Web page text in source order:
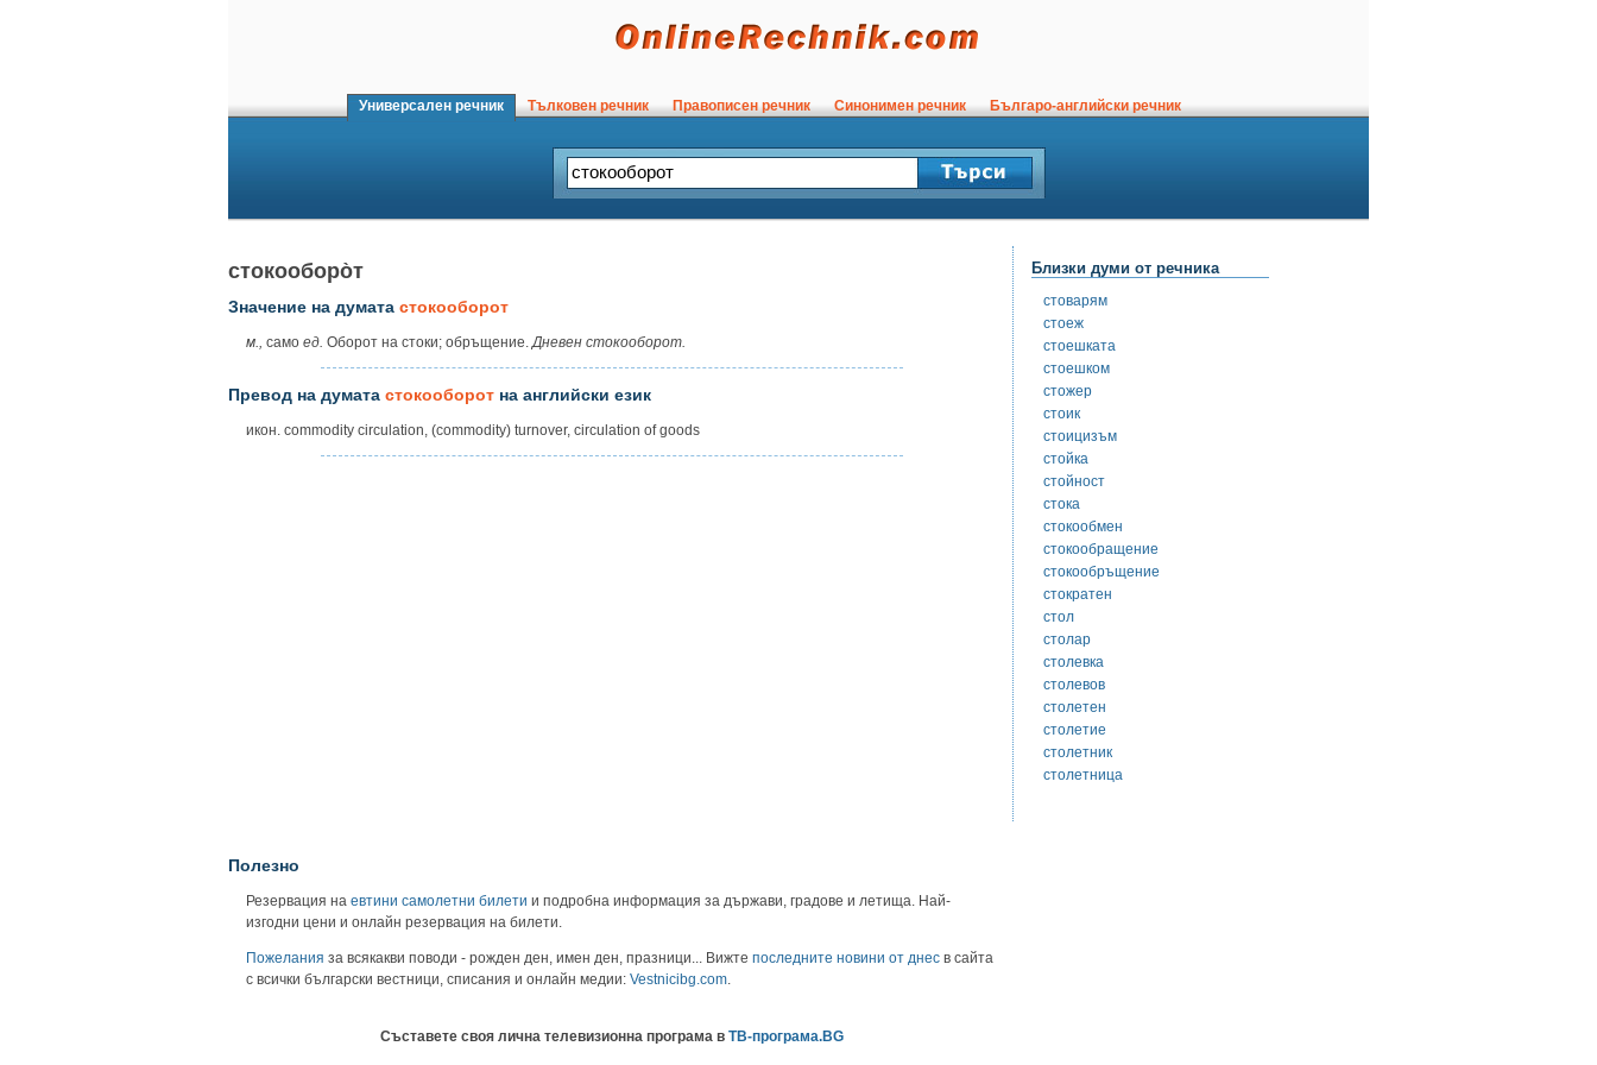
Универсален речник Тълковен речник Правописен речник Синонимен речник Българо-английски речник
стокооборо̀т
Значение на думата стокооборот
м., само ед. Оборот на стоки; обръщение.Дневен стокооборот.
Превод на думата стокооборот на английски език
икон. commodity circulation, (commodity) turnover, circulation of goods
Полезно
Резервация на евтини самолетни билети и подробна информация за държави, градове и летища. Най-
изгодни цени и онлайн резервация на билети.
Пожелания за всякакви поводи - рожден ден, имен ден, празници... Вижте последните новини от днес в сайта
с всички български вестници, списания и онлайн медии: Vestnicibg.com.
Съставете своя лична телевизионна програма в ТВ-програма.BG
Близки думи от речника
стоварям
стоеж
стоешката
стоешком
стожер
стоик
стоицизъм
стойка
стойност
стока
стокообмен
стокообращение
стокообръщение
стократен
стол
столар
столевка
столевов
столетен
столетие
столетник
столетница